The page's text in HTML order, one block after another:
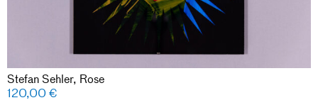
Stefan Sehler, Rose
120,00€